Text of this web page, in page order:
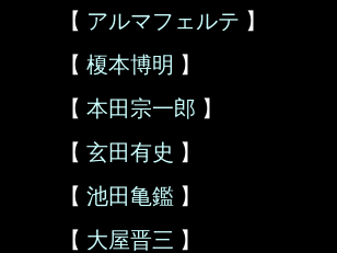
【 アルマフェルテ 】
【 榎本博明 】
【 本田宗一郎 】
【 玄田有史 】
【 池田亀鑑 】
【 大屋晋三 】